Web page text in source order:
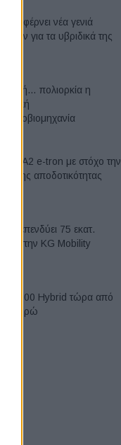
φέρνει νέα γενιά
για τα υβριδικά της
πολιορκία η
Audi A2 e-tron με στόχο την
της αποδοτικότητας
επενδύει 75 εκατ.
στην KG Mobility
500 Hybrid τώρα από
ευρώ